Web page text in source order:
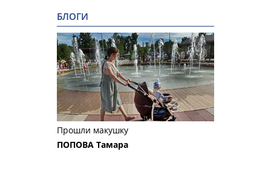
БЛОГИ
Прошли макушку
ПОПОВА Тамара